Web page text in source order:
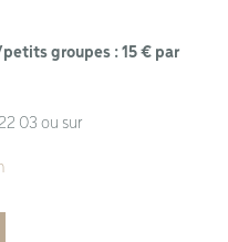
groupes : 15 € par
03 ou sur